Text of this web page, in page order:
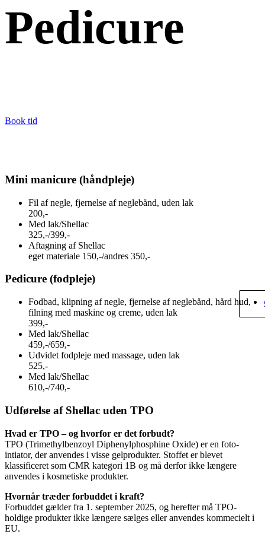
Pedicure
Book tid
Mini manicure (håndpleje)
Fil af negle, fjernelse af neglebånd, uden lak
200,-
Med lak/Shellac
325,-/399,-
Aftagning af Shellac
eget materiale 150,-/andres 350,-
Pedicure (fodpleje)
Fodbad, klipning af negle, fjernelse af neglebånd, hård hud,
filning med maskine og creme, uden lak
399,-
Med lak/Shellac
459,-/659,-
Udvidet fodpleje med massage, uden lak
525,-
Med lak/Shellac
610,-/740,-
Udførelse af Shellac uden TPO
Hvad er TPO – og hvorfor er det forbudt?
TPO (Trimethylbenzoyl Diphenylphosphine Oxide) er en foto-
intiator, der anvendes i visse gelprodukter. Stoffet er blevet
klassificeret som CMR kategori 1B og må derfor ikke længere
anvendes i kosmetiske produkter.
Hvornår træder forbuddet i kraft?
Forbuddet gælder fra 1. september 2025, og herefter må TPO-
holdige produkter ikke længere sælges eller anvendes kommecielt i
EU.